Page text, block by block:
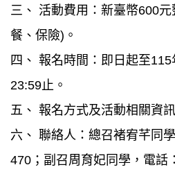
三、 活動費用：新臺幣600
餐、保險)。
四、 報名時間：即日起至115
23:59止。
五、 報名方式及活動相關資
六、 聯絡人：總召褚宥芊同
470；副召周育妃同學，電話